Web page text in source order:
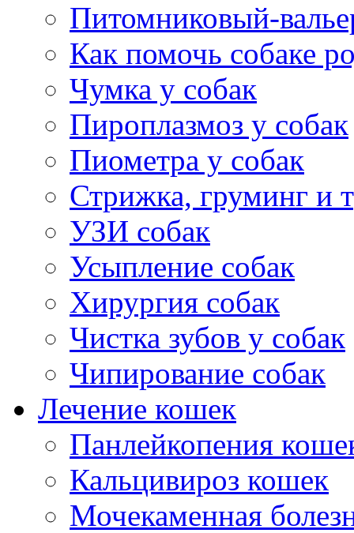
Питомниковый-
Как помочь собаке
Чумка у собак
Пироплазмоз у собак
Пиометра у собак
Стрижка, груминг и
УЗИ собак
Усыпление собак
Хирургия собак
Чистка зубов у собак
Чипирование собак
Лечение кошек
Панлейкопения
Кальцивироз кошек
Мочекаменная